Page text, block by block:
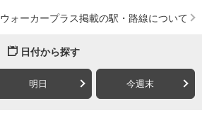
ウォーカープラス掲載の駅・路線について
日付から探す
明日 今週末